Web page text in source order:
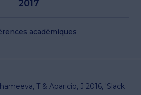
2017
académiques
T & Aparicio, J 2016, 'Slack